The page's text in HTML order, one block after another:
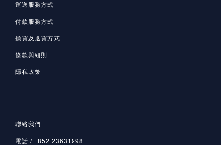
運送服務方式
付款服務方式
換貨及退貨方式
條款與細則
隱私政策
聯絡我們
電話 / +852 23631998